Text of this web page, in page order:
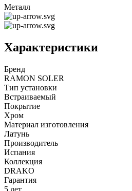
Металл
Характеристики
Бренд
RAMON SOLER
Тип установки
Встраиваемый
Покрытие
Хром
Материал изготовления
Латунь
Производитель
Испания
Коллекция
DRAKO
Гарантия
5 лет